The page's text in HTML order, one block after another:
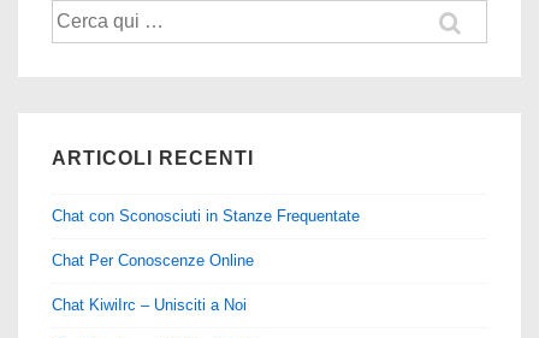
Cerca:
ARTICOLI RECENTI
Chat con Sconosciuti in Stanze Frequentate
Chat Per Conoscenze Online
Chat KiwiIrc – Unisciti a Noi